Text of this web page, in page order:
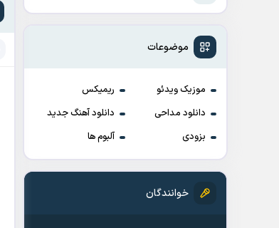
موضوعات
موزیک ویدئو
ریمیکس
دانلود مداحی
دانلود آهنگ جدید
بزودی
آلبوم ها
خوانندگان